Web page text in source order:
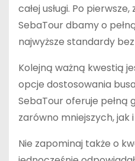
całej usługi. Po
SebaTour dbamy o
najwyższe standardy
Kolejną ważną kwestią
opcje dostosowania
SebaTour oferuje pełną
zarówno mniejszych, jak
Nie zapominaj także o